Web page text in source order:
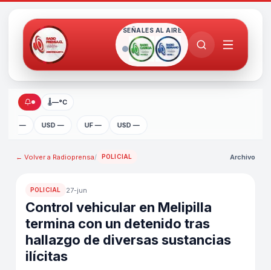
SEÑALES AL AIRE
🌡—°C
UF — USD — UF — USD —
← Volver a Radioprensa/ POLICIAL Archivo
POLICIAL 27-jun
Control vehicular en Melipilla
termina con un detenido tras
hallazgo de diversas sustancias
ilícitas